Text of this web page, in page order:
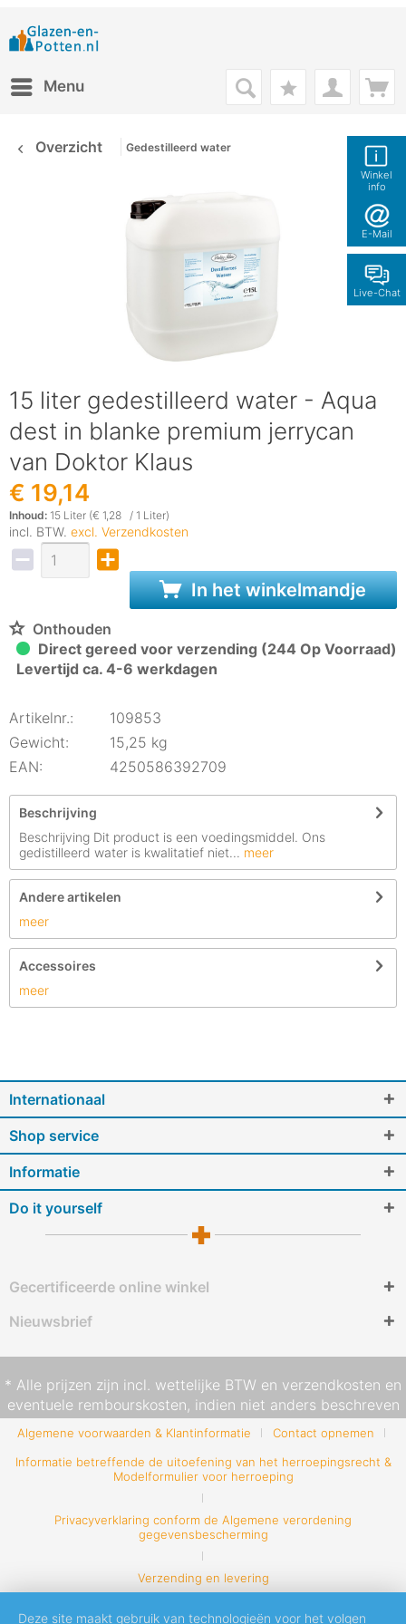
Winkel
info
E-Mail
Live-Chat
Menu
Overzicht Gedestilleerd water
15 liter gedestilleerd water - Aqua
dest in blanke premium jerrycan
van Doktor Klaus
€ 19,14
Inhoud: 15 Liter (€ 1,28 / 1 Liter)
incl. BTW. excl. Verzendkosten
In het winkelmandje
Onthouden
Direct gereed voor verzending (244 Op Voorraad)
Levertijd ca. 4-6 werkdagen
Artikelnr.:
109853
Gewicht:
15,25 kg
EAN:
4250586392709
Beschrijving
Beschrijving Dit product is een voedingsmiddel. Ons
gedistilleerd water is kwalitatief niet... meer
Andere artikelen
meer
Accessoires
meer
Internationaal
Shop service
Informatie
Do it yourself
Gecertificeerde online winkel
Nieuwsbrief
* Alle prijzen zijn incl. wettelijke BTW en verzendkosten en
eventuele rembourskosten, indien niet anders beschreven
Algemene voorwaarden & Klantinformatie
Contact opnemen
Informatie betreffende de uitoefening van het herroepingsrecht &
Modelformulier voor herroeping
Privacyverklaring conform de Algemene verordening
gegevensbescherming
Verzending en levering
Deze site maakt gebruik van technologieën voor het volgen